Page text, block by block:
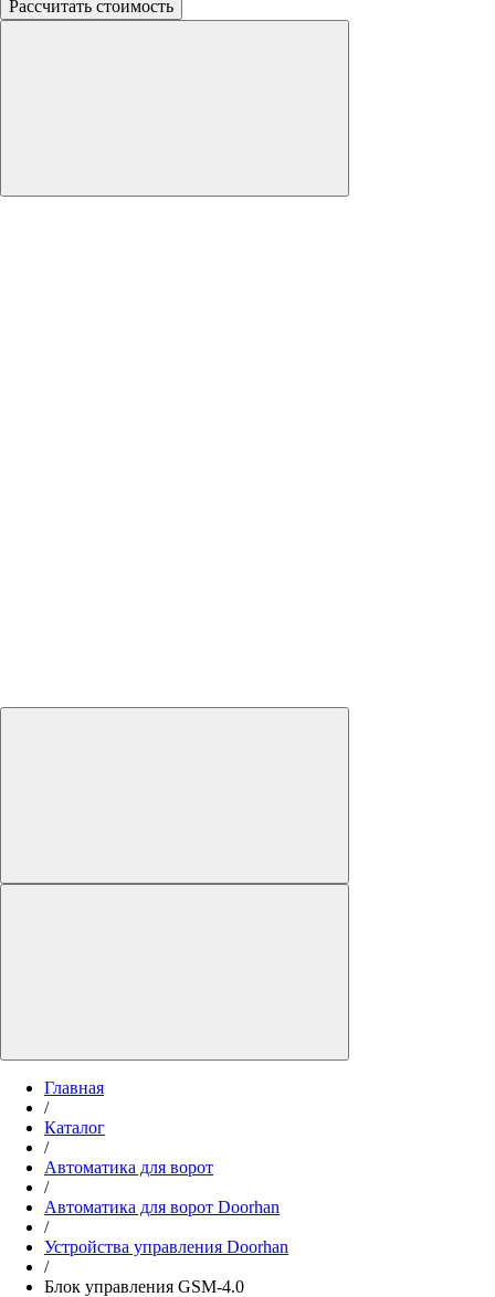
Рассчитать стоимость
Главная
/
Каталог
/
Автоматика для ворот
/
Автоматика для ворот Doorhan
/
Устройства управления Doorhan
/
Блок управления GSM-4.0